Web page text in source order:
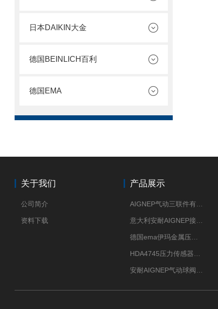
日本DAIKIN大金
德国BEINLICH百利
德国EMA
关于我们
公司简介
资料下载
产品展示